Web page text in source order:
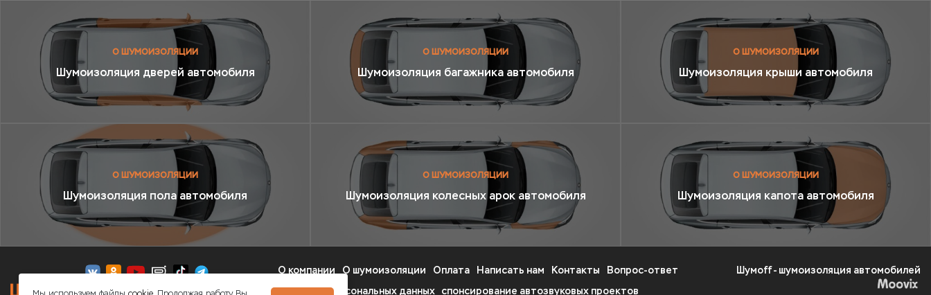
О ШУМОИЗОЛЯЦИИ
Шумоизоляция дверей автомобиля
О ШУМОИЗОЛЯЦИИ
Шумоизоляция багажника автомобиля
О ШУМОИЗОЛЯЦИИ
Шумоизоляция крыши автомобиля
О ШУМОИЗОЛЯЦИИ
Шумоизоляция пола автомобиля
О ШУМОИЗОЛЯЦИИ
Шумоизоляция колесных арок автомобиля
О ШУМОИЗОЛЯЦИИ
Шумоизоляция капота автомобиля
О компании О шумоизоляции Оплата Написать нам Контакты
Вопрос-ответ
политика персональных данных
спонсирование автозвуковых проектов
Шумоff - шумоизоляция автомобилей